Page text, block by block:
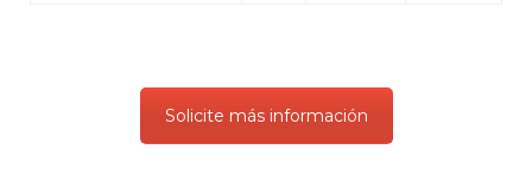
Solicite más información